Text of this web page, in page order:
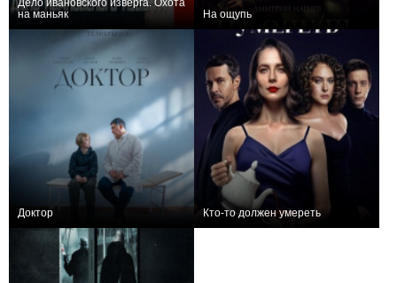
Дело ивановского изверга. Охота
на маньяк
На ощупь
Доктор Кто-то должен умереть